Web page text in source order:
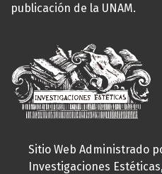
publicación de la UNAM.
Sitio Web Administrado
Investigaciones Estéticas,